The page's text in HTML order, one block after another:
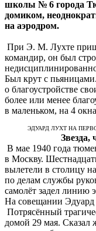
школы № 6 города
домиком,
на аэродром.
При Э. М. Лухте
командир, он был
Был крут с
о благоустройстве
более или менее
в маленьком, на 4
ЭДУАРД ЛУХТ НА
Звезда,
В мае 1940 года
в Москву.
вылетели в столицу
по делам службы
самолёт задел линию
На совещании Эдуард
Потрясённый
домой 29 мая. Сказал